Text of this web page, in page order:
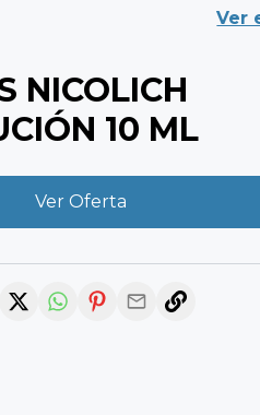
Ver
NICOLICH
10 ML
Ver Oferta